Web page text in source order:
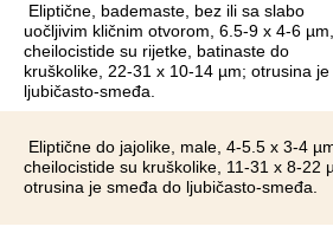
Eliptične, bademaste, bez ili sa slabo
uočljivim kličnim otvorom, 6.5-9 x 4-6 µm,
cheilocistide su rijetke, batinaste do
kruškolike, 22-31 x 10-14 µm; otrusina je
ljubičasto-smeđa.
Eliptične do jajolike, male, 4-5.5 x 3-4
cheilocistide su kruškolike, 11-31 x 8-22
otrusina je smeđa do ljubičasto-smeđa.